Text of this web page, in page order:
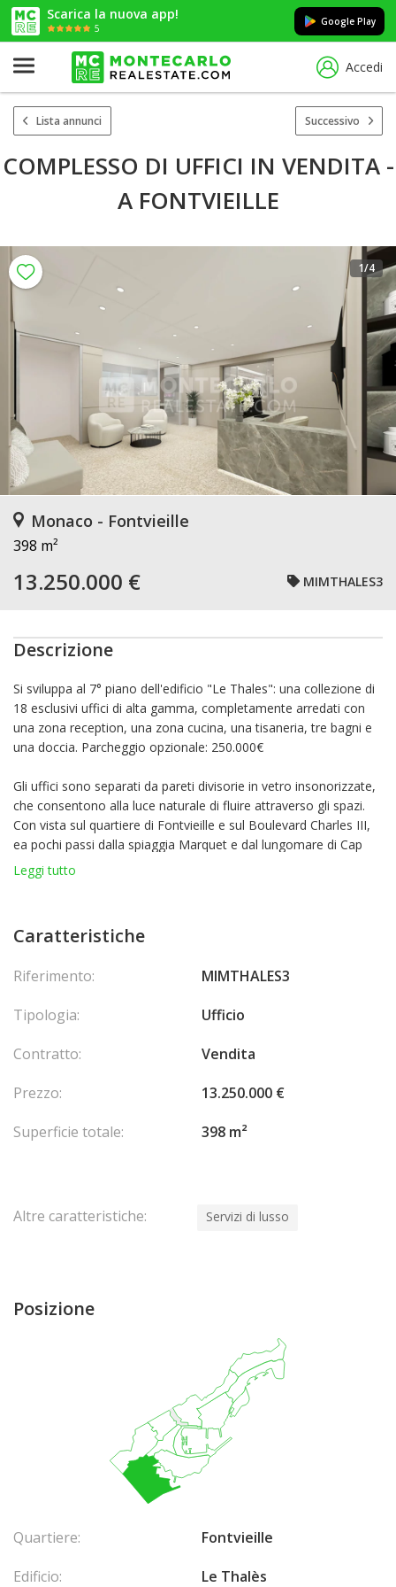
Scarica la nuova app!
5
Google Play
Accedi
Lista annunci Successivo
COMPLESSO DI UFFICI IN VENDITA -
A FONTVIEILLE
1/4
Monaco - Fontvieille
398 m²
13.250.000 € MIMTHALES3
Descrizione
Si sviluppa al 7° piano dell'edificio "Le Thales": una collezione di
18 esclusivi uffici di alta gamma, completamente arredati con
una zona reception, una zona cucina, una tisaneria, tre bagni e
una doccia. Parcheggio opzionale: 250.000€
Gli uffici sono separati da pareti divisorie in vetro insonorizzate,
che consentono alla luce naturale di fluire attraverso gli spazi.
Con vista sul quartiere di Fontvieille e sul Boulevard Charles III,
ea pochi passi dalla spiaggia Marquet e dal lungomare di Cap
d'Ail.
Leggi tutto
Caratteristiche
Riferimento:
MIMTHALES3
Tipologia:
Ufficio
Contratto:
Vendita
Prezzo:
13.250.000 €
Superficie totale:
398 m²
Altre caratteristiche: Servizi di lusso
Posizione
Quartiere:
Fontvieille
Edificio:
Le Thalès